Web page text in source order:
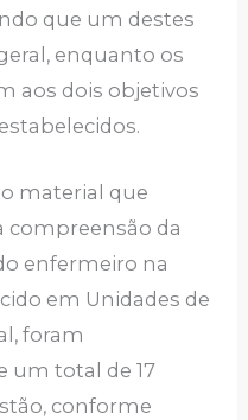
que um destes
enquanto os
aos dois objetivos
material que
compreensão da
enfermeiro na
em Unidades de
foram
um total de 17
conforme